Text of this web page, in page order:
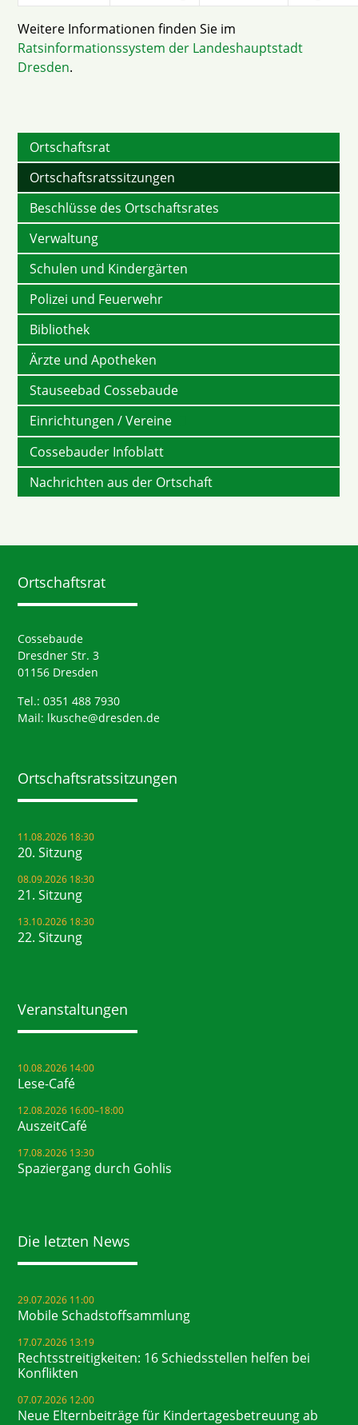
Weitere Informationen finden Sie im
Ratsinformationssystem der Landeshauptstadt
Dresden.
Ortschaftsrat
Ortschaftsratssitzungen
Beschlüsse des Ortschaftsrates
Verwaltung
Schulen und Kindergärten
Polizei und Feuerwehr
Bibliothek
Ärzte und Apotheken
Stauseebad Cossebaude
Einrichtungen / Vereine
Cossebauder Infoblatt
Nachrichten aus der Ortschaft
Ortschaftsrat
Cossebaude
Dresdner Str. 3
01156 Dresden
Tel.: 0351 488 7930
Mail: lkusche@dresden.de
Ortschaftsrats­sitzungen
11.08.2026 18:30
20. Sitzung
08.09.2026 18:30
21. Sitzung
13.10.2026 18:30
22. Sitzung
Veranstaltungen
10.08.2026 14:00
Lese-Café
12.08.2026 16:00–18:00
AuszeitCafé
17.08.2026 13:30
Spaziergang durch Gohlis
Die letzten News
29.07.2026 11:00
Mobile Schadstoffsammlung
17.07.2026 13:19
Rechtsstreitigkeiten: 16 Schiedsstellen helfen bei
Konflikten
07.07.2026 12:00
Neue Elternbeiträge für Kindertagesbetreuung ab